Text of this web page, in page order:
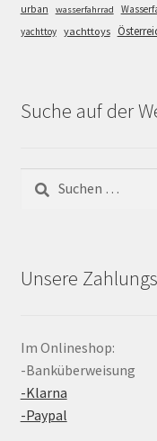
urban wasserfahrrad
yachttoy yachttoys
Suche auf der
Suchen
nach:
Unsere
Im Onlineshop:
-Banküberweisung
-Klarna
-Paypal